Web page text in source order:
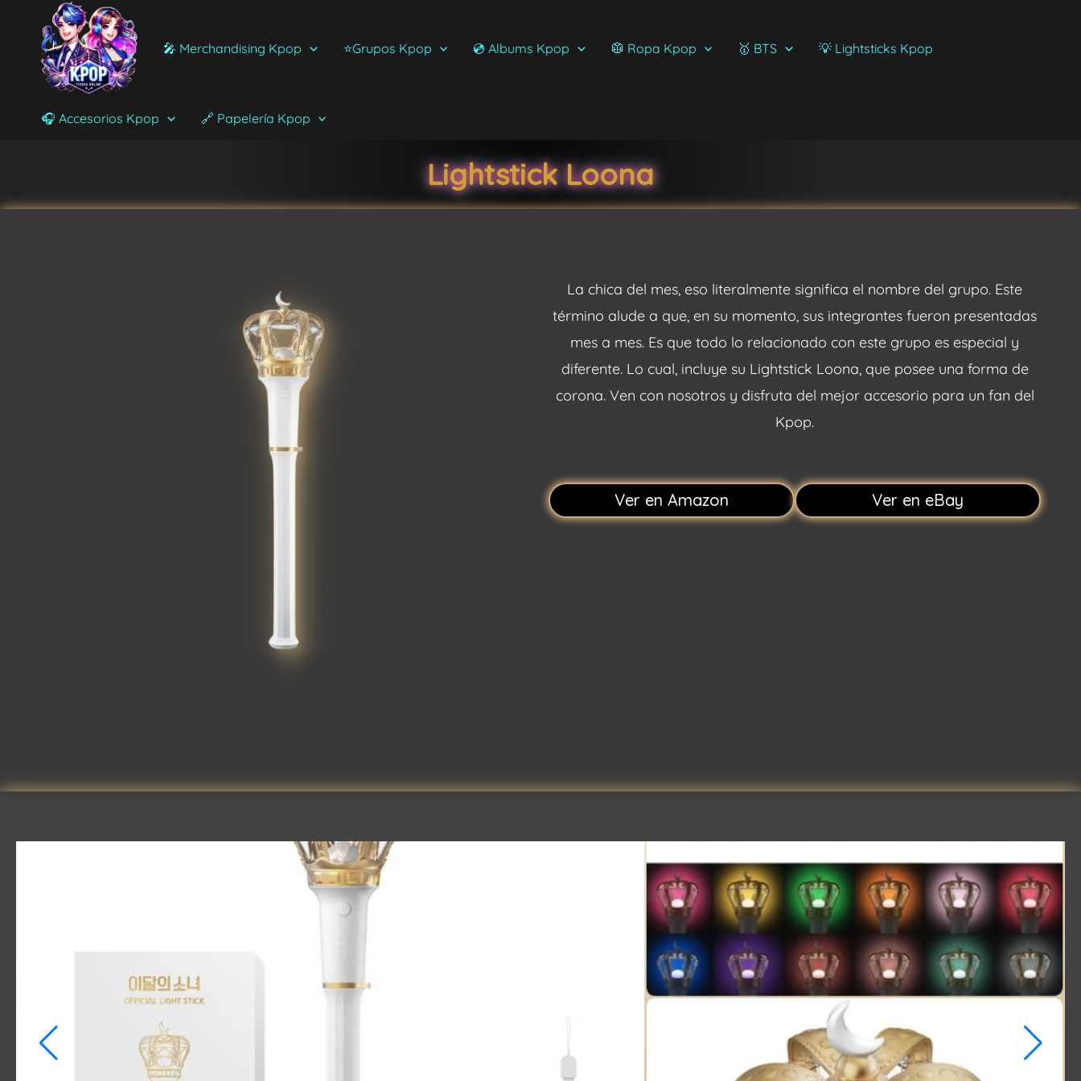
contenido
🎤 Merchandising Kpop ⭐Grupos Kpop 💿 Albums Kpop 🥼 Ropa Kpop 🥇 BTS 💡 Lightsticks Kpop
🎧 Accesorios Kpop 🔗 Papelería Kpop
Lightstick Loona
La chica del mes, eso literalmente significa el nombre del grupo. Este
término alude a que, en su momento, sus integrantes fueron presentadas
mes a mes. Es que todo lo relacionado con este grupo es especial y
diferente. Lo cual, incluye su Lightstick Loona, que posee una forma de
corona. Ven con nosotros y disfruta del mejor accesorio para un fan del
Kpop.
Ver en Amazon Ver en eBay